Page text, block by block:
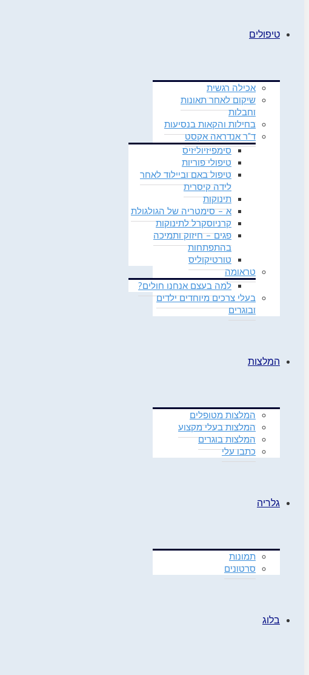
טיפולים
אכילה רגשית
שיקום לאחר תאונות
וחבלות
בחילות והקאות בנסיעות
ד"ר אנדראה אקסט
סימפיזיוליזיס
טיפולי פוריות
טיפול באם וביילוד לאחר
לידה קיסרית
תינוקות
א – סימטריה של הגולגולת
קרניוסקרל לתינוקות
פגים – חיזוק ותמיכה
בהתפתחות
טורטיקוליס
טראומה
למה בעצם אנחנו חולים?
בעלי צרכים מיוחדים ילדים
ובוגרים
המלצות
המלצות מטופלים
המלצות בעלי מקצוע
המלצות בוגרים
כתבו עלי
גלריה
תמונות
סרטונים
בלוג